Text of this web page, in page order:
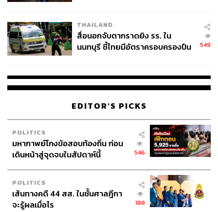
ภาพ:Reuters
อ้างอิง:
https://edition.cnn.com/2026/05/09/europe/russia-mili
TAGS: Moscow Red square
North Korea
THAILAND
สื่อนอกจับตากราดยิง รร. ใน
นนทบุรี ชี้ไทยมีอัตราครอบครองปืน
549
EDITOR'S PICKS
POLITICS
มหากาพย์โกงข้อสอบท้องถิ่น ก่อน
เดินหน้าสู่จุดจบในสัปดาห์นี้
546
POLITICS
เส้นทางคดี 44 สส. ในชั้นศาลฎีกา
จะรู้ผลเมื่อไร
188